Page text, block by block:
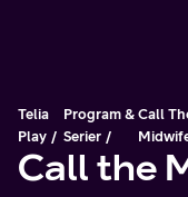
Telia
Play
Program &
Serier
Call
Call the